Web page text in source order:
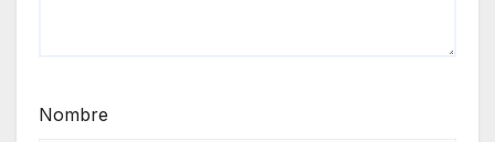
Nombre